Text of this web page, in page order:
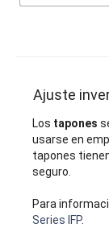
Ajuste
Los tapones
usarse en
tapones
seguro.
Para
Series IFP.